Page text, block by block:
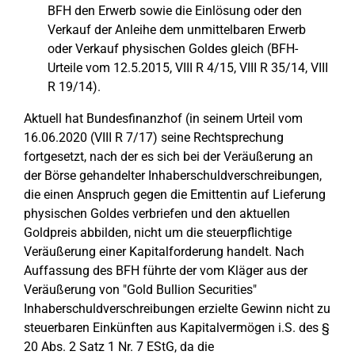
BFH den Erwerb sowie die Einlösung oder den
Verkauf der Anleihe dem unmittelbaren Erwerb
oder Verkauf physischen Goldes gleich (BFH-
Urteile vom 12.5.2015, VIII R 4/15, VIII R 35/14, VIII
R 19/14).
Aktuell hat Bundesfinanzhof (in seinem Urteil vom
16.06.2020 (VIII R 7/17) seine Rechtsprechung
fortgesetzt, nach der es sich bei der Veräußerung an
der Börse gehandelter Inhaberschuldverschreibungen,
die einen Anspruch gegen die Emittentin auf Lieferung
physischen Goldes verbriefen und den aktuellen
Goldpreis abbilden, nicht um die steuerpflichtige
Veräußerung einer Kapitalforderung handelt. Nach
Auffassung des BFH führte der vom Kläger aus der
Veräußerung von "Gold Bullion Securities"
Inhaberschuldverschreibungen erzielte Gewinn nicht zu
steuerbaren Einkünften aus Kapitalvermögen i.S. des §
20 Abs. 2 Satz 1 Nr. 7 EStG, da die